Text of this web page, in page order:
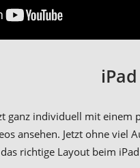
ganz individuell mit
ansehen. Jetzt ohne viel
richtige Layout beim